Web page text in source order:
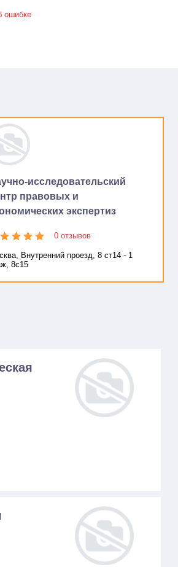
ошибке
исследовательский
правовых и
экспертиз
0 отзывов
Внутренний проезд, 8 ст14 - 1
8с15